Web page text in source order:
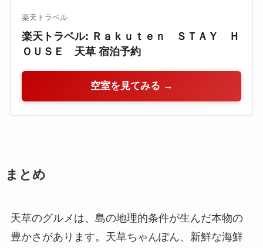
楽天トラベル
楽天トラベル: Ｒａｋｕｔｅｎ ＳＴＡＹ Ｈ
ＯＵＳＥ 天草 宿泊予約
空室を見てみる →
まとめ
天草のグルメは、島の地理的条件が生んだ本物の
豊かさがあります。天草ちゃんぽん、新鮮な海鮮